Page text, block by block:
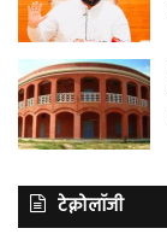
टेक्नोलॉजी